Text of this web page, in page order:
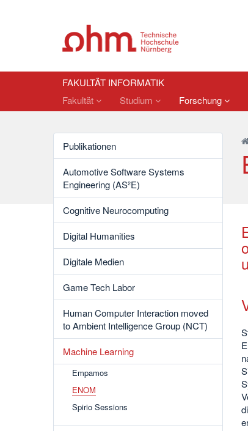
FAKULTÄT INFORMATIK
Fakultät
Studium Forschung
Publikationen
Automotive Software Systems
Engineering (AS²E)
Cognitive Neurocomputing
Digital Humanities
Digitale Medien
Game Tech Labor
Human Computer Interaction moved
to Ambient Intelligence Group (NCT)
Machine Learning
Empamos
ENOM
Spirio Sessions